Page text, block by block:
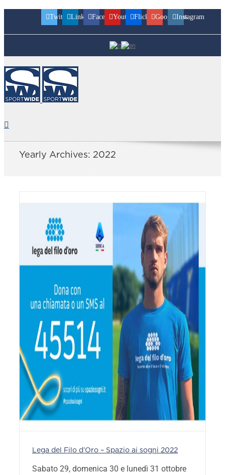
TwitterLinkedinFacebookYoutubeFlickr GoogleplusInstagram
Yearly Archives: 2022
Lega del Filo d’Oro – Spazio ai sogni 2022
Sabato 29, domenica 30 e lunedì 31 ottobre